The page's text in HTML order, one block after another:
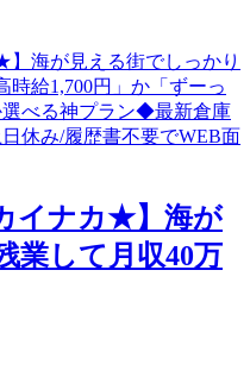
イナカ★】海が
業して月収40万